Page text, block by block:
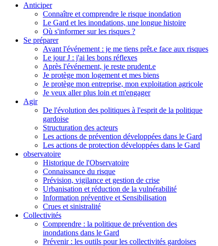
Anticiper
Connaître et comprendre le risque inondation
Le Gard et les inondations, une longue histoire
Où s'informer sur les risques ?
Se préparer
Avant l'événement : je me tiens prêt.e face aux risques
Le jour J : j'ai les bons réflexes
Après l'événement, je reste prudent.e
Je protège mon logement et mes biens
Je protège mon entreprise, mon exploitation agricole
Je veux aller plus loin et m'engager
Agir
De l'évolution des politiques à l'esprit de la politique
gardoise
Structuration des acteurs
Les actions de prévention développées dans le Gard
Les actions de protection développées dans le Gard
observatoire
Historique de l'Observatoire
Connaissance du risque
Prévision, vigilance et gestion de crise
Urbanisation et réduction de la vulnérabilité
Information préventive et Sensibilisation
Crues et sinistralité
Collectivités
Comprendre : la politique de prévention des
inondations dans le Gard
Prévenir : les outils pour les collectivités gardoises